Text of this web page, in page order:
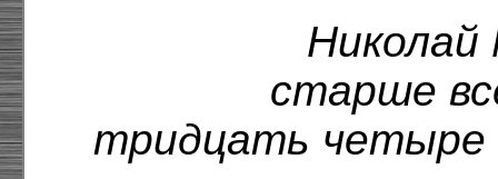
Николай
старше
тридцать четыре